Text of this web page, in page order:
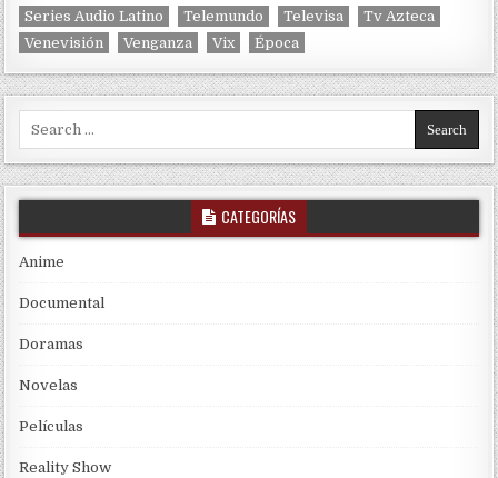
Series Audio Latino
Telemundo Televisa
Tv Azteca
Venevisión
Venganza Vix Época
Search for:
CATEGORÍAS
Anime
Documental
Doramas
Novelas
Películas
Reality Show